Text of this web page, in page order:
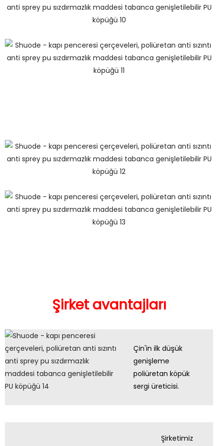
Şirket avantajları
Çin'in ilk düşük
genişleme
poliüretan köpük
sergi üreticisi.
Şirketimiz